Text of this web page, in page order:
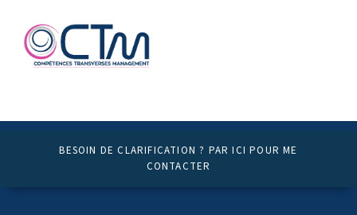
BESOIN DE CLARIFICATION ? PAR ICI POUR ME
CONTACTER